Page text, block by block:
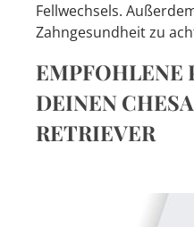
Fellwechsels.
Zahngesundheit zu
EMPFOHLENE
DEINEN
RETRIEVER